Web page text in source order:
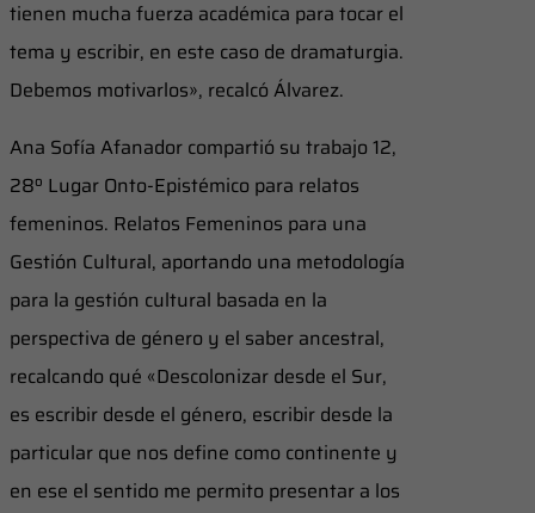
tienen mucha fuerza académica para tocar el
tema y escribir, en este caso de dramaturgia.
Debemos motivarlos», recalcó Álvarez.
Ana Sofía Afanador compartió su trabajo 12,
28º Lugar Onto-Epistémico para relatos
femeninos. Relatos Femeninos para una
Gestión Cultural, aportando una metodología
para la gestión cultural basada en la
perspectiva de género y el saber ancestral,
recalcando qué «Descolonizar desde el Sur,
es escribir desde el género, escribir desde la
particular que nos define como continente y
en ese el sentido me permito presentar a los